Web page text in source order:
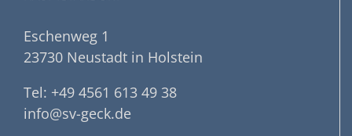
Eschenweg 1
23730 Neustadt in Holstein
Tel: +49 4561 613 49 38
info@sv-geck.de